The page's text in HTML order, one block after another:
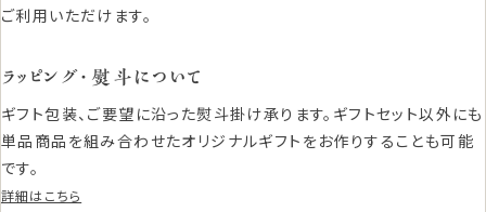
ご利用いただけます。
ラッピング・熨斗について
ギフト包装、ご要望に沿った熨斗掛け承ります。ギフトセット以外にも
単品商品を組み合わせたオリジナルギフトをお作りすることも可能
です。
詳細はこちら